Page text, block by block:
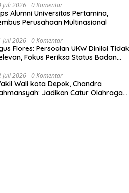
Juli 2026 0 Komentar
Alumni Universitas Pertamina,
Perusahaan Multinasional
Juli 2026 0 Komentar
Flores: Persoalan UKW Dinilai Tidak
Fokus Periksa Status Badan
Juli 2026 0 Komentar
Wali kota Depok, Chandra
Jadikan Catur Olahraga